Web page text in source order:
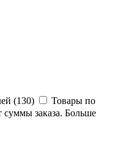
(130)
Товары по
суммы заказа. Больше